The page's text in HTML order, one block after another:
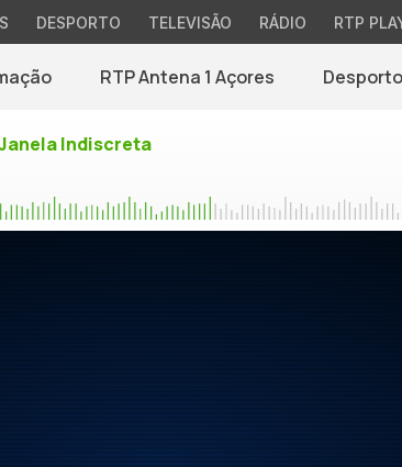
DESPORTO TELEVISÃO RÁDIO RTP
RTP Antena 1 Açores Desporto
Indiscreta